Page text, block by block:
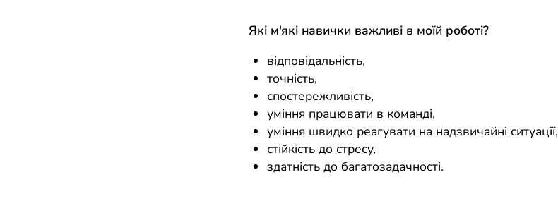
Які м'які навички важливі в моїй роботі?
відповідальність,
точність,
спостережливість,
уміння працювати в команді,
уміння швидко реагувати на надзвичайні ситуації,
стійкість до стресу,
здатність до багатозадачності.